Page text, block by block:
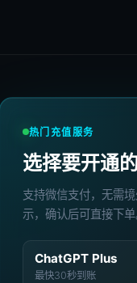
热门充值服务
选择要开通
支持微信支付，无需
示，确认后可直接下单
ChatGPT Plus
最快30秒到账